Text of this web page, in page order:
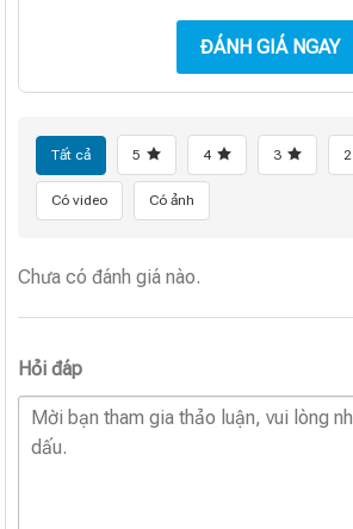
ĐÁNH GIÁ NGAY
Tất cả 5 4 3 2
Có video Có ảnh
Chưa có đánh giá nào.
Hỏi đáp